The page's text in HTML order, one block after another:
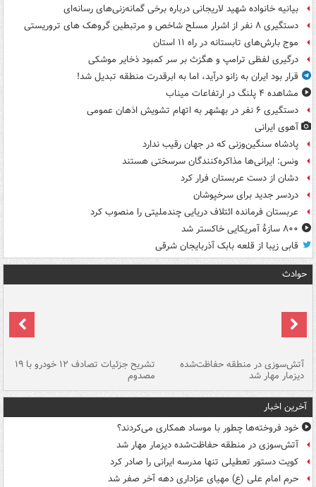
بیانیه خانواده شهید لاریجانی درباره برخی گمانه‌زنی‌های رسانه‌ای
دستگیری ۸ نفر از اشرار مسلح شاخص و مرتبطین گروهک های تروریستی
موج بارش‌های تابستانه در راه ۱۱ استان
درگیری لفظی ترامپ و هگزث بر سر کمبود ذخایر موشکی
قرار بود ایران به زانو درآید، اما به ابرقدرت منطقه تبدیل شد!
مشاهده ۴ پلنگ در ارتفاعات میناب
دستگیری ۶ نفر در بهشهر به اتهام تشویش اذهان عمومی
آهوی ایرانی
پادشاه سنگین‌وزنی که در جهان رقیب ندارد
ونس: ایرانی‌ها مذاکره‌کنندگان سرسختی هستند
دشان از دست عربستان فرار کرد
دردسر جدید برای سرخپوشان
عربستان فرمانده ائتلاف دریایی چندملیتی را منصوب کرد
۸۰۰ سازۀ آمریکایی خاکستر شد
قابی زیبا از قلعه بابک آذربایجان شرقی
حوادث
آتش‌سوزی در منطقه حفاظت‌شده
دیزمار مهار شد
تشریح جزئیات تصادف ۱۲ خودرو با ۱۹
مصدوم
آخرین اخبار
خود فروخته‌ها چطور با موساد همکاری می‌کردند؟
آتش‌سوزی در منطقه حفاظت‌شده دیزمار مهار شد
کویت دستور تعطیلی تنها مدرسه ایرانی را صادر کرد
حرم امام علی (ع) مهیای عزاداری دهه آخر صفر شد